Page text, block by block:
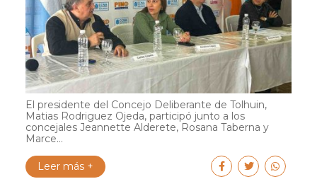
El presidente del Concejo Deliberante de Tolhuin,
Matias Rodriguez Ojeda, participó junto a los
concejales Jeannette Alderete, Rosana Taberna y
Marce...
Leer más +